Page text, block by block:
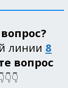
линии 8
вопрос